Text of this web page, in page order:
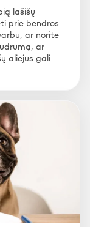
lašišų
prie bendros
ar norite
ar
aliejus gali